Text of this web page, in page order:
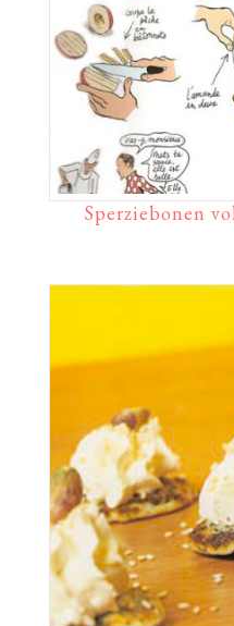
Sperziebonen